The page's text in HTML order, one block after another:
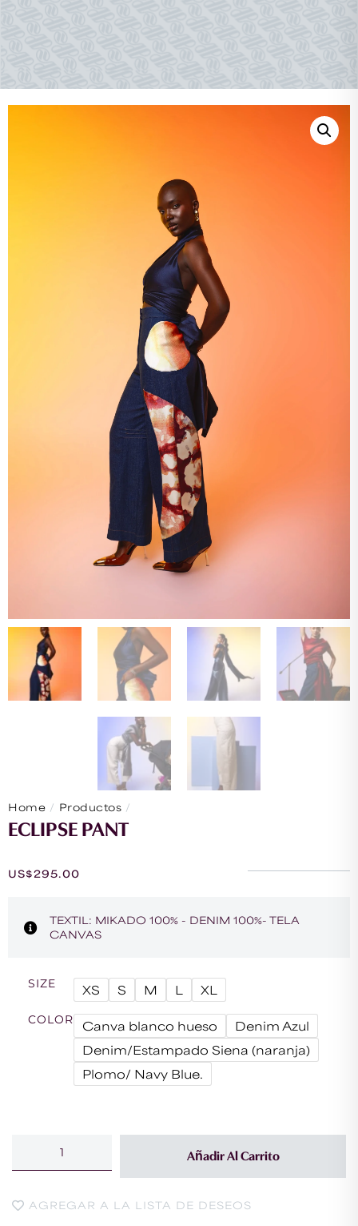
Home / Productos /
ECLIPSE PANT
US$295.00
TEXTIL: MIKADO 100% - DENIM 100%- TELA
CANVAS
SIZE XS S M L XL
COLOR Canva blanco hueso
Denim Azul
Denim/Estampado Siena (naranja)
Plomo/ Navy Blue.
Añadir Al Carrito
AGREGAR A LA LISTA DE DESEOS